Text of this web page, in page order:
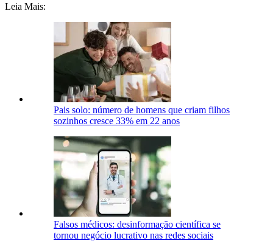
Leia Mais:
Pais solo: número de homens que criam filhos
sozinhos cresce 33% em 22 anos
Falsos médicos: desinformação científica se
tornou negócio lucrativo nas redes sociais